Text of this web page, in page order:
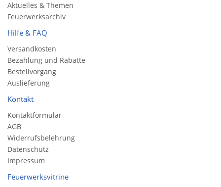
Aktuelles & Themen
Feuerwerksarchiv
Hilfe & FAQ
Versandkosten
Bezahlung und Rabatte
Bestellvorgang
Auslieferung
Kontakt
Kontaktformular
AGB
Widerrufsbelehrung
Datenschutz
Impressum
Feuerwerksvitrine